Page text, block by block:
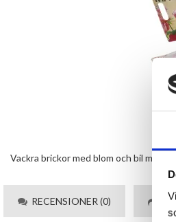
Vackra brickor med blom och bil motiv.
RECENSIONER (0)